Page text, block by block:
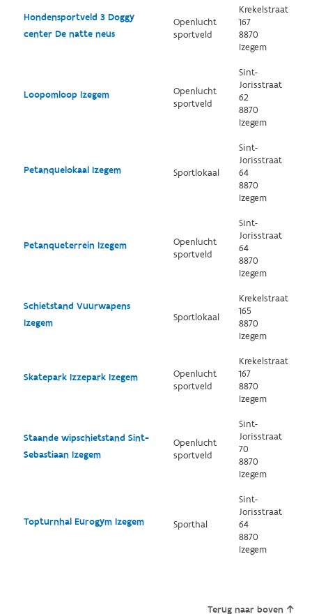
Hondensportveld 3 Doggy
center De natte neus
Openlucht
sportveld
Krekelstraat
167
8870
Izegem
Loopomloop Izegem
Openlucht
sportveld
Sint-
Jorisstraat
62
8870
Izegem
Petanquelokaal Izegem Sportlokaal
Sint-
Jorisstraat
64
8870
Izegem
Petanqueterrein Izegem
Openlucht
sportveld
Sint-
Jorisstraat
64
8870
Izegem
Schietstand Vuurwapens
Izegem
Sportlokaal
Krekelstraat
165
8870
Izegem
Skatepark Izzepark Izegem
Openlucht
sportveld
Krekelstraat
167
8870
Izegem
Staande wipschietstand Sint-
Sebastiaan Izegem
Openlucht
sportveld
Sint-
Jorisstraat
70
8870
Izegem
Topturnhal Eurogym Izegem Sporthal
Sint-
Jorisstraat
64
8870
Izegem
Terug naar boven